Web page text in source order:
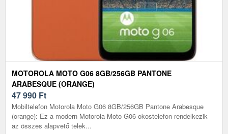
MOTOROLA MOTO G06 8GB/256GB PANTONE
ARABESQUE (ORANGE)
47 990 Ft
Mobiltelefon Motorola Moto G06 8GB/256GB Pantone Arabesque
(orange): Ez a modern Motorola Moto G06 okostelefon rendelkezik
az összes alapvető telek...